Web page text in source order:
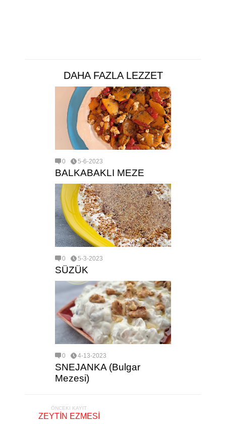
DAHA FAZLA LEZZET
0 5-6-2023
BALKABAKLI MEZE
0 5-3-2023
SÜZÜK
0 4-13-2023
SNEJANKA (Bulgar
Mezesi)
ÖNCEKI KAYIT
ZEYTİN EZMESİ